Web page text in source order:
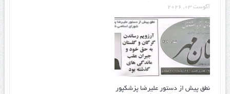
آگوست 03, 2026
نطق پیش از دستور علیرضا پزشکپور